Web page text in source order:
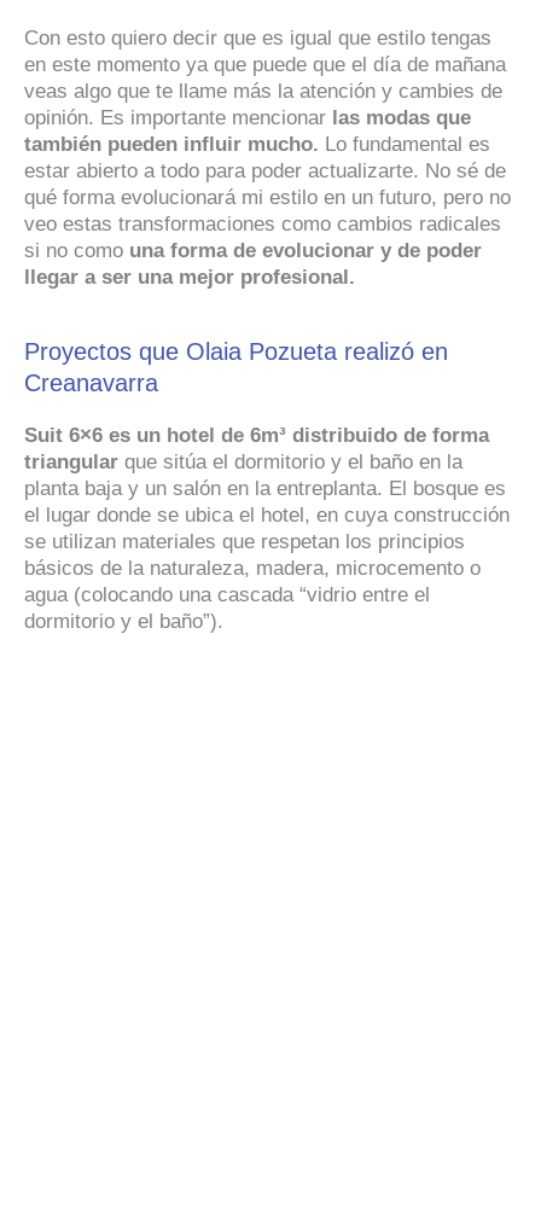
Con esto quiero decir que es igual que estilo tengas
en este momento ya que puede que el día de mañana
veas algo que te llame más la atención y cambies de
opinión. Es importante mencionar las modas que
también pueden influir mucho. Lo fundamental es
estar abierto a todo para poder actualizarte. No sé de
qué forma evolucionará mi estilo en un futuro, pero no
veo estas transformaciones como cambios radicales
si no como una forma de evolucionar y de poder
llegar a ser una mejor profesional.
Proyectos que Olaia Pozueta realizó en
Creanavarra
Suit 6×6 es un hotel de 6m³ distribuido de forma
triangular que sitúa el dormitorio y el baño en la
planta baja y un salón en la entreplanta. El bosque es
el lugar donde se ubica el hotel, en cuya construcción
se utilizan materiales que respetan los principios
básicos de la naturaleza, madera, microcemento o
agua (colocando una cascada “vidrio entre el
dormitorio y el baño”).